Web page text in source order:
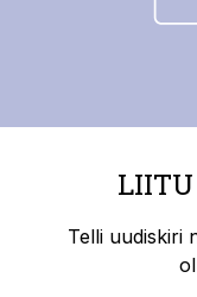
Telli uudiskiri